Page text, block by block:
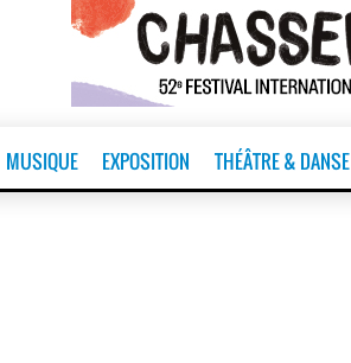
MUSIQUE EXPOSITION THÉÂTRE & DANSE